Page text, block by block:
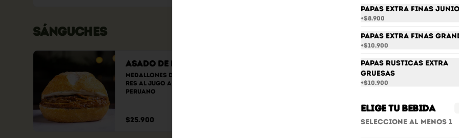
SÁNGUCHES
Asado de Res al Jugo
Medallones de muchacho de
res al jugo al estilo
peruano
$25.900
Bondiola a la
Parrilla
Cerdo a la parrilla, cebolla
tártara clásica.
$18.900
Papas Extra finas
+$8.900
Papas Extra finas
+$10.900
Papas Rusticas Extra
Gruesas
+$10.900
Elige tu bebida
Seleccione al menos 1